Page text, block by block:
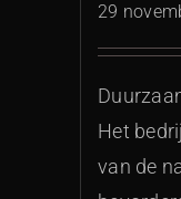
29
Het
van de